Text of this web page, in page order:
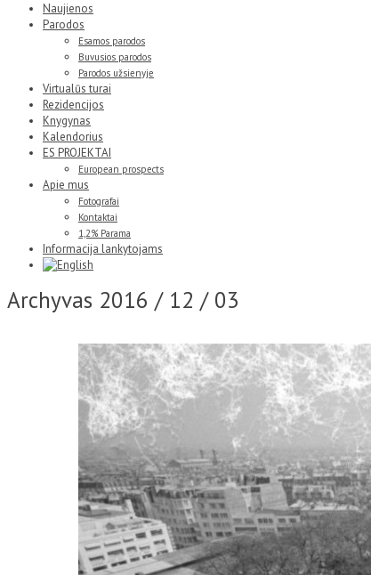
Naujienos
Parodos
Esamos parodos
Buvusios parodos
Parodos užsienyje
Virtualūs turai
Rezidencijos
Knygynas
Kalendorius
ES PROJEKTAI
European prospects
Apie mus
Fotografai
Kontaktai
1,2% Parama
Informacija lankytojams
Archyvas 2016 / 12 / 03